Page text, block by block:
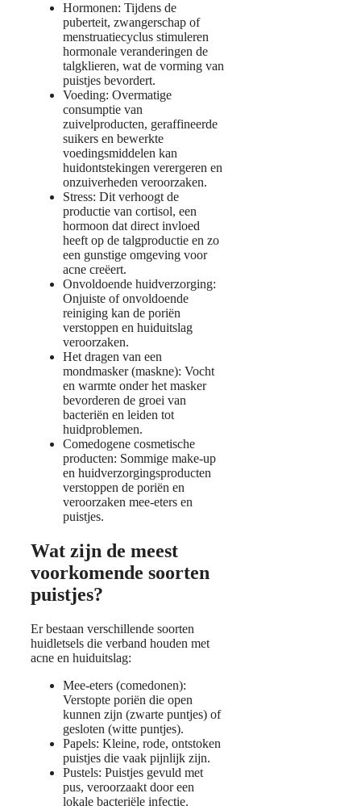
Hormonen: Tijdens de
puberteit, zwangerschap of
menstruatiecyclus stimuleren
hormonale veranderingen de
talgklieren, wat de vorming van
puistjes bevordert.
Voeding: Overmatige
consumptie van
zuivelproducten, geraffineerde
suikers en bewerkte
voedingsmiddelen kan
huidontstekingen verergeren en
onzuiverheden veroorzaken.
Stress: Dit verhoogt de
productie van cortisol, een
hormoon dat direct invloed
heeft op de talgproductie en zo
een gunstige omgeving voor
acne creëert.
Onvoldoende huidverzorging:
Onjuiste of onvoldoende
reiniging kan de poriën
verstoppen en huiduitslag
veroorzaken.
Het dragen van een
mondmasker (maskne): Vocht
en warmte onder het masker
bevorderen de groei van
bacteriën en leiden tot
huidproblemen.
Comedogene cosmetische
producten: Sommige make-up
en huidverzorgingsproducten
verstoppen de poriën en
veroorzaken mee-eters en
puistjes.
Wat zijn de meest
voorkomende soorten
puistjes?
Er bestaan verschillende soorten
huidletsels die verband houden met
acne en huiduitslag:
Mee-eters (comedonen):
Verstopte poriën die open
kunnen zijn (zwarte puntjes) of
gesloten (witte puntjes).
Papels: Kleine, rode, ontstoken
puistjes die vaak pijnlijk zijn.
Pustels: Puistjes gevuld met
pus, veroorzaakt door een
lokale bacteriële infectie.